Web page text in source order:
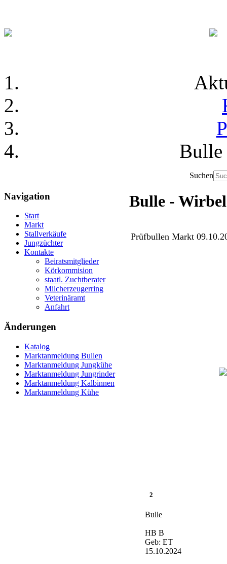
Bulle
Suchen
Navigation
Start
Markt
Stallverkäufe
Jungzüchter
Kontakte
Beiratsmitglieder
Körkommision
staatl. Zuchtberater
Milcherzeugerring
Veterinäramt
Anfahrt
Änderungen
Katalog
Marktanmeldung Bullen
Marktanmeldung Jungkühe
Marktanmeldung Jungrinder
Marktanmeldung Kalbinnen
Marktanmeldung Kühe
Bulle -
Prüfbullen Markt
2
Bulle
HB B
Geb: ET
15.10.2024